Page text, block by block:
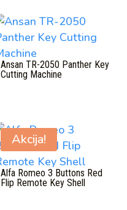
Ansan TR-2050 Panther Key
Cutting Machine
Akcija!
Alfa Romeo 3 Buttons Red
Flip Remote Key Shell